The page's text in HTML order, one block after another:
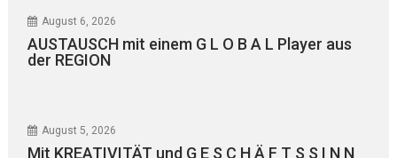
August 6, 2026
AUSTAUSCH mit einem G L O B A L Player aus
der REGION
August 5, 2026
Mit KREATIVITÄT und G E S C H Ä F T S S I N N